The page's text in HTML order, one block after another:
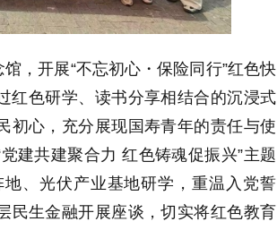
，开展“不忘初心・保险同行”红色快
红色研学、读书分享相结合的沉浸式
初心，充分展现国寿青年的责任与使
建共建聚合力 红色铸魂促振兴”主题
、光伏产业基地研学，重温入党誓
民生金融开展座谈，切实将红色教育